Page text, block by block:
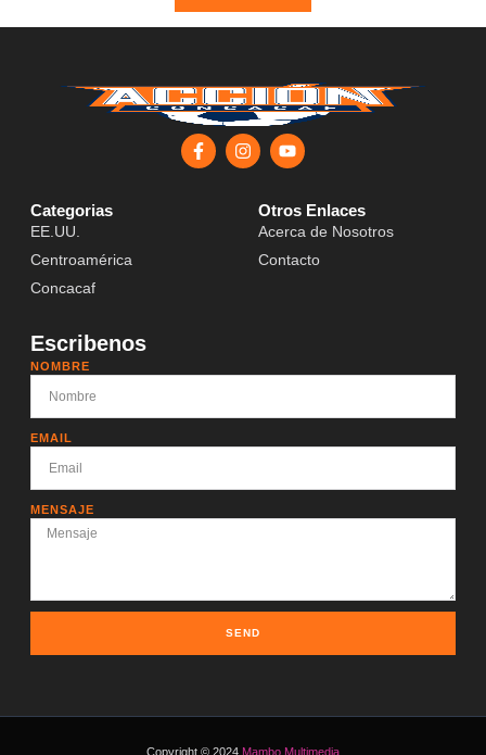
Categorias
EE.UU.
Centroamérica
Concacaf
Otros Enlaces
Acerca de Nosotros
Contacto
Escribenos
NOMBRE
EMAIL
MENSAJE
SEND
Copyright © 2024 Mambo Multimedia